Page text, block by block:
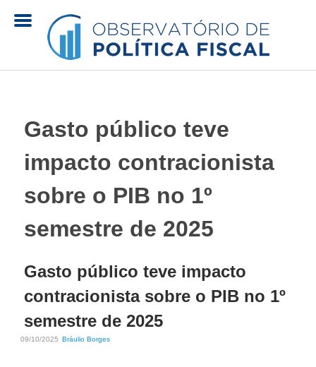
para
o
ó
Gasto público teve
impacto contracionista
sobre o PIB no 1º
semestre de 2025
Gasto público teve impacto
contracionista sobre o PIB no 1º
semestre de 2025
09/10/2025 Bráulio Borges